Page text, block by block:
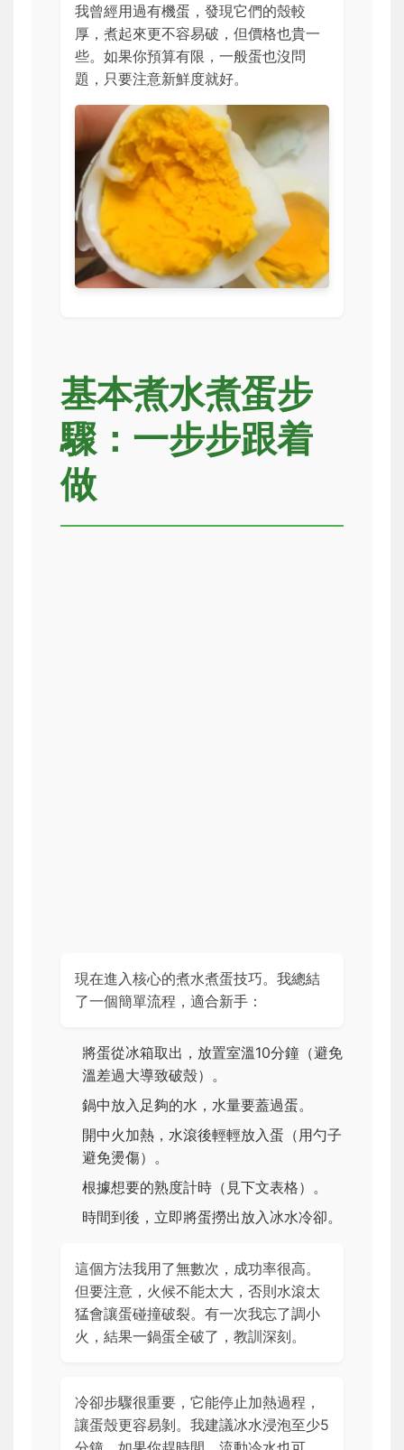
我曾經用過有機蛋，發現它們的殼較
厚，煮起來更不容易破，但價格也貴一
些。如果你預算有限，一般蛋也沒問
題，只要注意新鮮度就好。
基本煮水煮蛋步
驟：一步步跟着
做
現在進入核心的煮水煮蛋技巧。我總結
了一個簡單流程，適合新手：
將蛋從冰箱取出，放置室溫10分鐘（避免
溫差過大導致破殼）。
鍋中放入足夠的水，水量要蓋過蛋。
開中火加熱，水滾後輕輕放入蛋（用勺子
避免燙傷）。
根據想要的熟度計時（見下文表格）。
時間到後，立即將蛋撈出放入冰水冷卻。
這個方法我用了無數次，成功率很高。
但要注意，火候不能太大，否則水滾太
猛會讓蛋碰撞破裂。有一次我忘了調小
火，結果一鍋蛋全破了，教訓深刻。
冷卻步驟很重要，它能停止加熱過程，
讓蛋殼更容易剝。我建議冰水浸泡至少5